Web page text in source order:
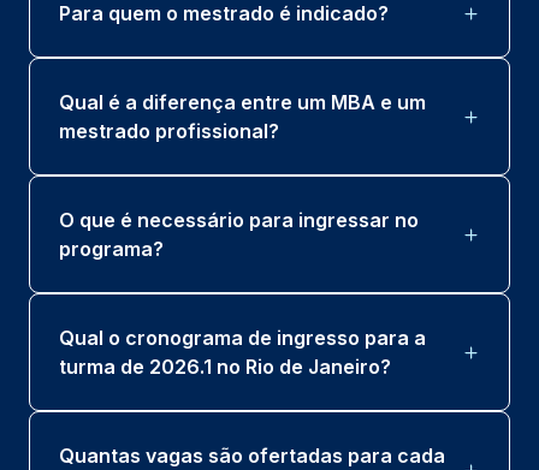
Para quem o mestrado é indicado?
Qual é a diferença entre um MBA e um
mestrado profissional?
O que é necessário para ingressar no
programa?
Qual o cronograma de ingresso para a
turma de 2026.1 no Rio de Janeiro?
Quantas vagas são ofertadas para cada